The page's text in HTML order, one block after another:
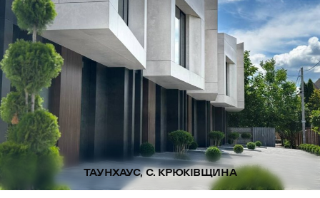
ТАУНХАУС, С. КРЮКІВЩИНА